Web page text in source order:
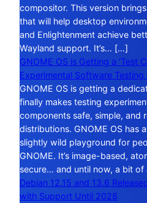
compositor. This version
that will help desktop
and Enlightenment achieve
Wayland support. It’s… […]
GNOME OS is Getting a ‘Test
Experimental Software
GNOME OS is getting a
finally makes testing
components safe, simple, and
distributions. GNOME OS has
slightly wild playground for
GNOME. It’s image-based,
secure… and until now, a bit
Debian 12.15 and 13.6
with Support Until 2028